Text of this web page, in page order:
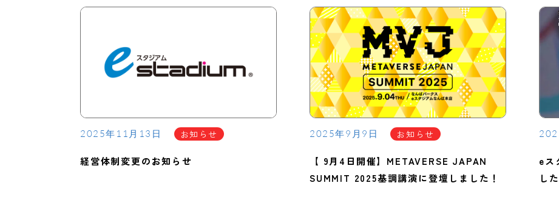
2025年11月13日 お知らせ
経営体制変更のお知らせ
2025年9月9日 お知らせ
【 9月4日開催】METAVERSE JAPAN
SUMMIT 2025基調講演に登壇しました！
eス
し